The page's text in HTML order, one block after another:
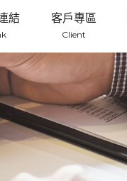
結 客戶專區
Client